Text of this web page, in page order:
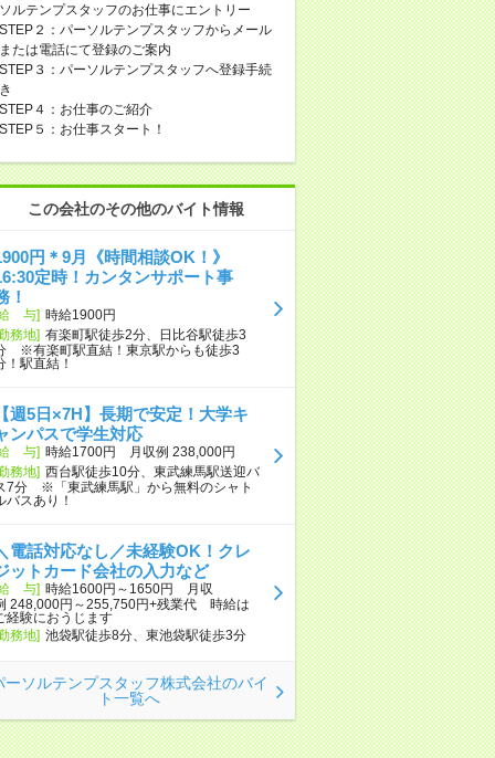
ルテンプスタッフのお仕事にエントリー
２：パーソルテンプスタッフからメール
たは電話にて登録のご案内
３：パーソルテンプスタッフへ登録手続
４：お仕事のご紹介
５：お仕事スタート！
この会社のその他のバイト情報
円＊9月《時間相談OK！》
定時！カンタンサポート事
！
与] 時給1900円
務地] 有楽町駅徒歩2分、日比谷駅徒歩3
※有楽町駅直結！東京駅からも徒歩3
！駅直結！
週5日×7H】長期で安定！大学キ
ンパスで学生対応
与] 時給1700円 月収例 238,000円
務地] 西台駅徒歩10分、東武練馬駅送迎バ
7分 ※「東武練馬駅」から無料のシャト
バスあり！
電話対応なし／未経験OK！クレ
ットカード会社の入力など
与] 時給1600円～1650円 月収
248,000円～255,750円+残業代 時給は
経験におうじます
務地] 池袋駅徒歩8分、東池袋駅徒歩3分
ーソルテンプスタッフ株式会社のバイ
ト一覧へ